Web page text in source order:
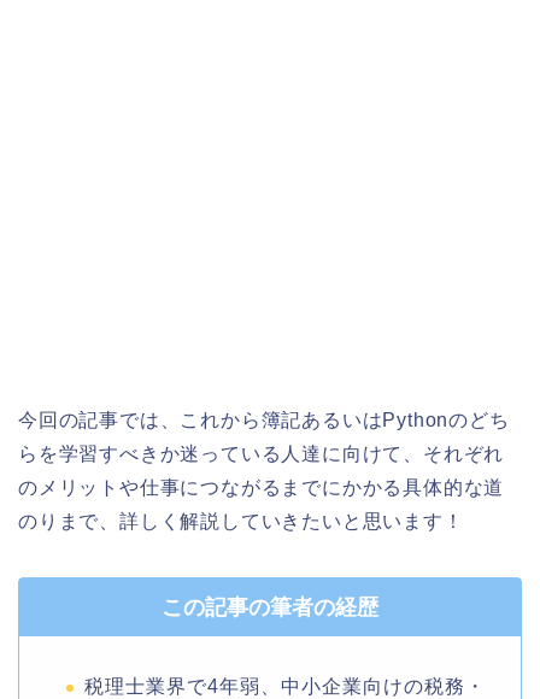
今回の記事では、これから簿記あるいはPythonのどち
らを学習すべきか迷っている人達に向けて、それぞれ
のメリットや仕事につながるまでにかかる具体的な道
のりまで、詳しく解説していきたいと思います！
この記事の筆者の経歴
税理士業界で4年弱、中小企業向けの税務・